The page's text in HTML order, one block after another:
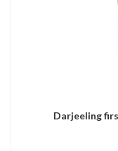
Darjeeling